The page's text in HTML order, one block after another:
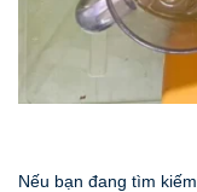
Nếu bạn đang tìm